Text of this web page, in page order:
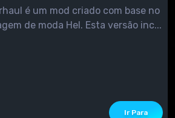
é um mod criado com base no
de moda Hel. Esta versão inc...
Ir Para